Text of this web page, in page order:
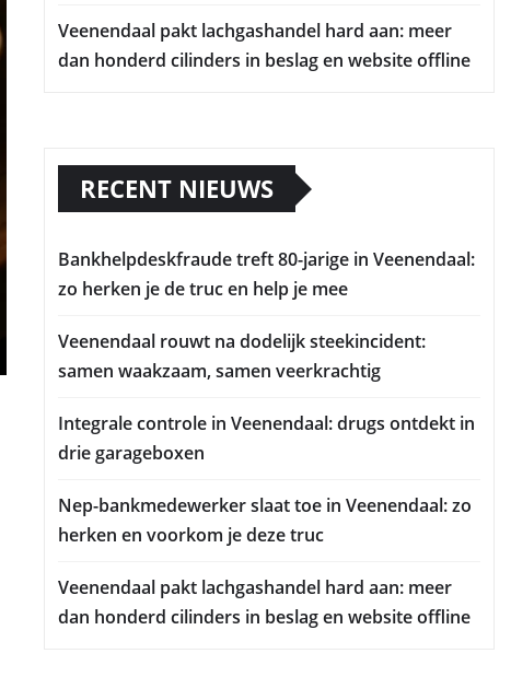
Veenendaal pakt lachgashandel hard aan: meer
dan honderd cilinders in beslag en website offline
RECENT NIEUWS
Bankhelpdeskfraude treft 80-jarige in Veenendaal:
zo herken je de truc en help je mee
Veenendaal rouwt na dodelijk steekincident:
samen waakzaam, samen veerkrachtig
Integrale controle in Veenendaal: drugs ontdekt in
drie garageboxen
Nep-bankmedewerker slaat toe in Veenendaal: zo
herken en voorkom je deze truc
Veenendaal pakt lachgashandel hard aan: meer
dan honderd cilinders in beslag en website offline